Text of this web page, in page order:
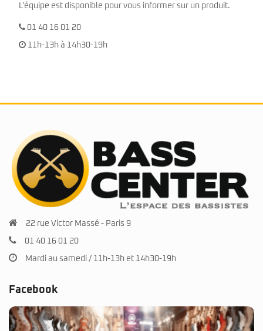
L'équipe est disponible pour vous informer sur un produit.
01 40 16 01 20
11h-13h à 14h30-19h
22 rue Victor Massé - Paris 9
01 40 16 01 20
Mardi au samedi / 11h-13h et 14h30-19h
Facebook